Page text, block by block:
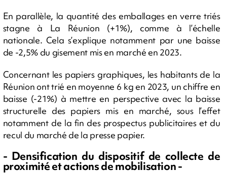
En parallèle, la quantité des emballages en verre triés
stagne à La Réunion (+1%), comme à l’échelle
nationale. Cela s’explique notamment par une baisse
de -2,5% du gisement mis en marché en 2023.
Concernant les papiers graphiques, les habitants de la
Réunion ont trié en moyenne 6 kg en 2023, un chiffre en
baisse (-21%) à mettre en perspective avec la baisse
structurelle des papiers mis en marché, sous l’effet
notamment de la fin des prospectus publicitaires et du
recul du marché de la presse papier.
- Densification du dispositif de collecte de
proximité et actions de mobilisation -